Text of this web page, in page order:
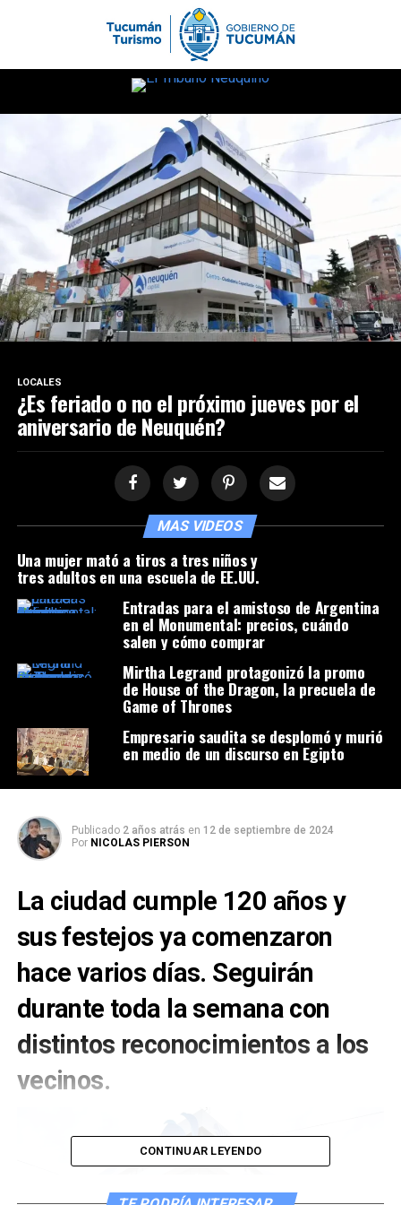
LOCALES
¿Es feriado o no el próximo jueves por el
aniversario de Neuquén?
MAS VIDEOS
Una mujer mató a tiros a tres niños y
tres adultos en una escuela de EE.UU.
Entradas para el amistoso de Argentina
en el Monumental: precios, cuándo
salen y cómo comprar
Mirtha Legrand protagonizó la promo
de House of the Dragon, la precuela de
Game of Thrones
Empresario saudita se desplomó y murió
en medio de un discurso en Egipto
Publicado 2 años atrás en 12 de septiembre de 2024
Por NICOLAS PIERSON
La ciudad cumple 120 años y
sus festejos ya comenzaron
hace varios días. Seguirán
durante toda la semana con
distintos reconocimientos a los
vecinos.
CONTINUAR LEYENDO